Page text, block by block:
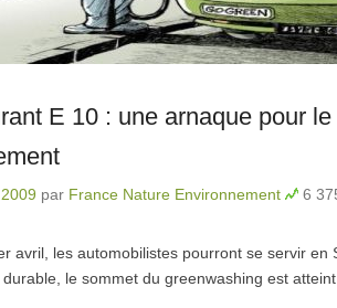
E 10 : une arnaque pour
par France Nature Environnement 6
avril, les automobilistes pourront se servir en
le sommet du greenwashing est